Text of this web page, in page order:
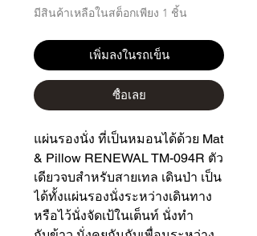
มีสินค้าเหลือในสต็อกเพียง 1 ชิ้น
เพิ่มลงในรถเข็น
ซื้อเลย
แผ่นรองนั่ง ที่เป็นหมอนได้ด้วย Mat
& Pillow RENEWAL TM-094R ตัว
เดียวจบสำหรับสายเทล เดินป่า เป็น
ได้ทั้งแผ่นรองนั่งระหว่างเดินทาง
หรือไว้นั่งจัดเป้ในเต็นท์ นั่งทำ